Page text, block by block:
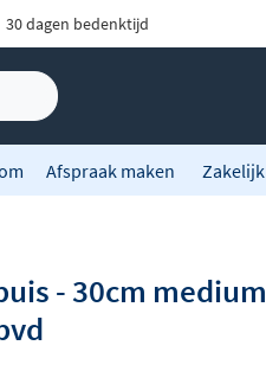
30 dagen bedenktijd
Afspraak maken Zakelijk
- 30cm medium